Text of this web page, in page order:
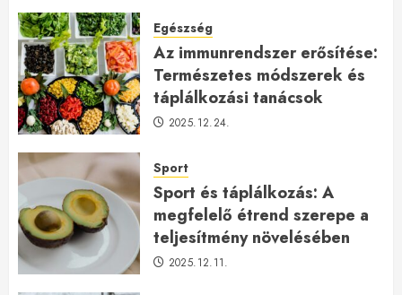
Egészség
Az immunrendszer erősítése:
Természetes módszerek és
táplálkozási tanácsok
2025.12.24.
Sport
Sport és táplálkozás: A
megfelelő étrend szerepe a
teljesítmény növelésében
2025.12.11.